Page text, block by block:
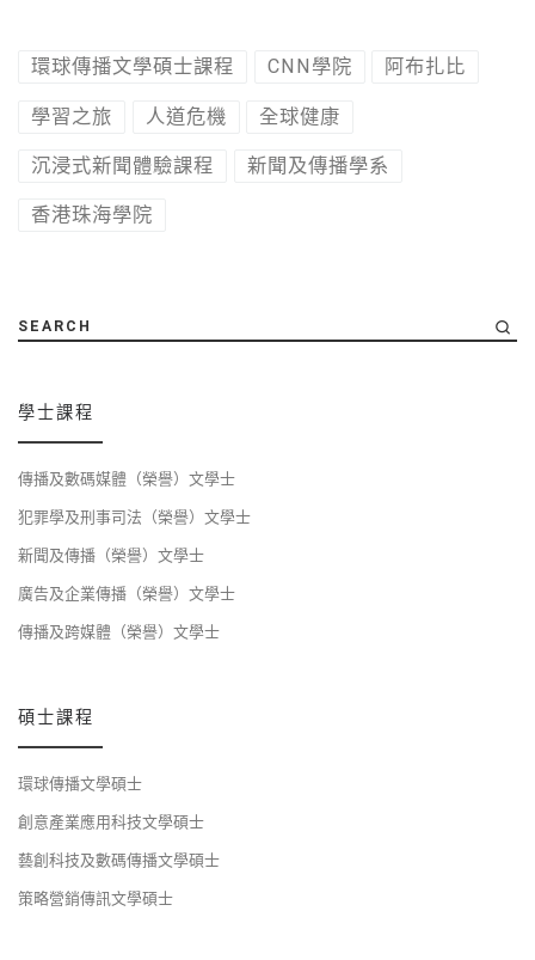
環球傳播文學碩士課程 CNN學院 阿布扎比
學習之旅 人道危機 全球健康
沉浸式新聞體驗課程 新聞及傳播學系
香港珠海學院
SEARCH
學士課程
傳播及數碼媒體（榮譽）文學士
犯罪學及刑事司法（榮譽）文學士
新聞及傳播（榮譽）文學士
廣告及企業傳播（榮譽）文學士
傳播及跨媒體（榮譽）文學士
碩士課程
環球傳播文學碩士
創意產業應用科技文學碩士
藝創科技及數碼傳播文學碩士
策略營銷傳訊文學碩士